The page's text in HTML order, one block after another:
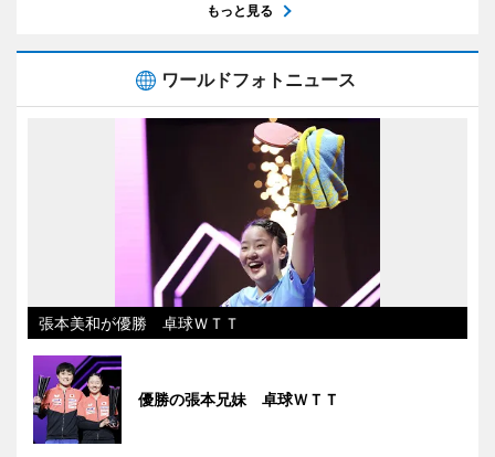
もっと見る
ワールドフォトニュース
張本美和が優勝 卓球ＷＴＴ
優勝の張本兄妹 卓球ＷＴＴ